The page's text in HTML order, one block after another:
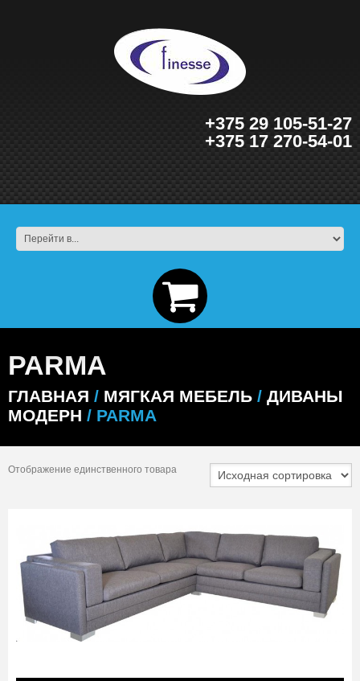
+375 29 105-51-27
+375 17 270-54-01
PARMA
ГЛАВНАЯ / МЯГКАЯ МЕБЕЛЬ / ДИВАНЫ
МОДЕРН / PARMA
Отображение единственного товара